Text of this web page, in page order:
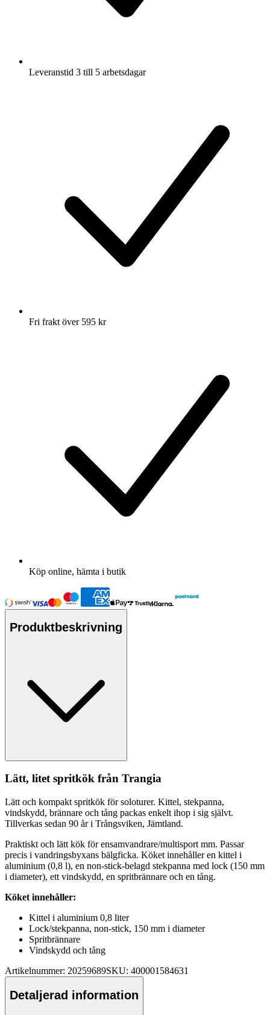
Leveranstid 3 till 5 arbetsdagar
Fri frakt över 595 kr
Köp online, hämta i butik
Produktbeskrivning
Lätt, litet spritkök från Trangia
Lätt och kompakt spritkök för soloturer. Kittel, stekpanna,
vindskydd, brännare och tång packas enkelt ihop i sig självt.
Tillverkas sedan 90 år i Trångsviken, Jämtland.
Praktiskt och lätt kök för ensamvandrare/multisport mm. Passar
precis i vandringsbyxans bälgficka. Köket innehåller en kittel i
aluminium (0,8 l), en non-stick-belagd stekpanna med lock (150 mm
i diameter), ett vindskydd, en spritbrännare och en tång.
Köket innehåller:
Kittel i aluminium 0,8 liter
Lock/stekpanna, non-stick, 150 mm i diameter
Spritbrännare
Vindskydd och tång
Artikelnummer: 20259689SKU: 400001584631
Detaljerad information